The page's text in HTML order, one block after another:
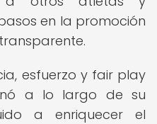
en la promoción
esfuerzo y fair play
a lo largo de su
a enriquecer el